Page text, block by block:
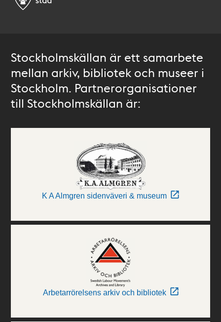
Stockholmskällan är ett samarbete
mellan arkiv, bibliotek och museer i
Stockholm. Partnerorganisationer
till Stockholmskällan är:
K A Almgren sidenväveri & museum
Arbetarrörelsens arkiv och bibliotek